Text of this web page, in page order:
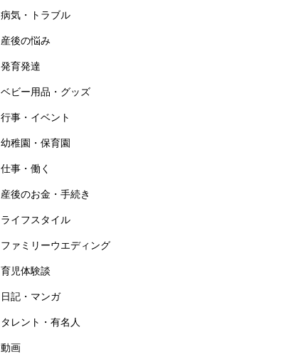
病気・トラブル
産後の悩み
発育発達
ベビー用品・グッズ
行事・イベント
幼稚園・保育園
仕事・働く
産後のお金・手続き
ライフスタイル
ファミリーウエディング
育児体験談
日記・マンガ
タレント・有名人
動画